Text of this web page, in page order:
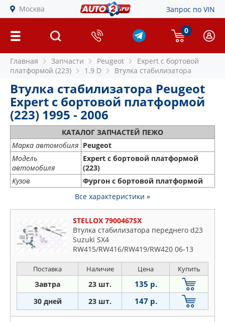
Москва Запрос по VIN
0
Главная Запчасти Peugeot
Expert c бортовой
платформой (223)
1.9 D Втулка стабилизатора
Втулка стабилизатора Peugeot
Expert c бортовой платформой
(223) 1995 - 2006
КАТАЛОГ ЗАПЧАСТЕЙ ПЕЖО
Марка автомобиля Peugeot
Модель
автомобиля
Expert c бортовой платформой
(223)
Кузов
Фургон с бортовой платформой
Все характеристики »
STELLOX 7900467SX
Втулка стабилизатора переднего d23
Suzuki SX4
RW415/RW416/RW419/RW420 06-13
Поставка Наличие Цена Купить
Завтра 23 шт. 135 р.
30 дней 23 шт. 147 р.